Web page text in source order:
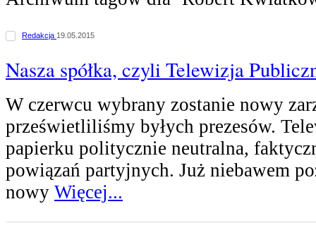
Redakcja 19.05.2015
Nasza spółka, czyli Telewizja
W czerwcu wybrany zostanie nowy
prześwietliliśmy byłych prezesów.
papierku politycznie neutralna,
powiązań partyjnych. Już niebawem
nowy Więcej...